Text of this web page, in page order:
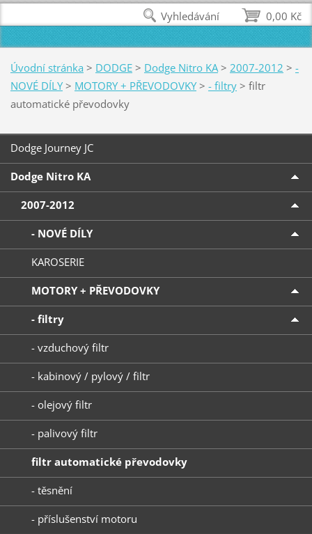
Úvodní stránka > DODGE > Dodge Nitro KA > 2007-2012 > -
NOVÉ DÍLY > MOTORY + PŘEVODOVKY > - filtry > filtr
automatické převodovky
Dodge Journey JC
Dodge Nitro KA
2007-2012
- NOVÉ DÍLY
KAROSERIE
MOTORY + PŘEVODOVKY
- filtry
- vzduchový filtr
- kabinový / pylový / filtr
- olejový filtr
- palivový filtr
filtr automatické převodovky
- těsnění
- příslušenství motoru
0,00 Kč
Vyhledávání